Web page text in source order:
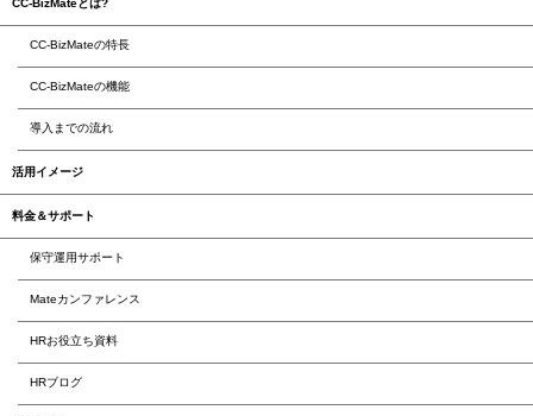
CC-BizMateとは?
CC-BizMateの特長
CC-BizMateの機能
導入までの流れ
活用イメージ
料金＆サポート
保守運用サポート
Mateカンファレンス
HRお役立ち資料
HRブログ